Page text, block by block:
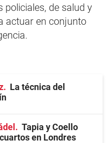
de salud y
actuar en conjunto
La técnica del
Tapia y Coello
en Londres